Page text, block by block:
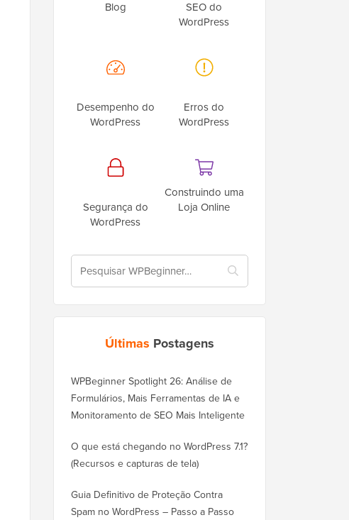
Blog
SEO do
WordPress
Desempenho do
WordPress
Erros do
WordPress
Segurança do
WordPress
Construindo uma
Loja Online
Últimas Postagens
WPBeginner Spotlight 26: Análise de
Formulários, Mais Ferramentas de IA e
Monitoramento de SEO Mais Inteligente
O que está chegando no WordPress 7.1?
(Recursos e capturas de tela)
Guia Definitivo de Proteção Contra
Spam no WordPress – Passo a Passo